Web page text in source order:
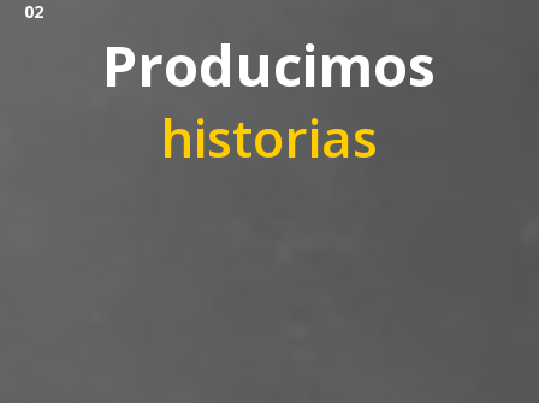
Producimos
historias
02